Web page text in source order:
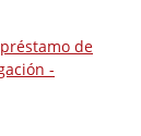
de
-